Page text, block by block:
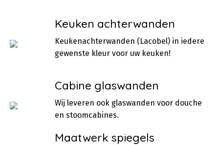
Keuken achterwanden
Keukenachterwanden (Lacobel) in iedere
gewenste kleur voor uw keuken!
Cabine glaswanden
Wij leveren ook glaswanden voor douche
en stoomcabines.
Maatwerk spiegels